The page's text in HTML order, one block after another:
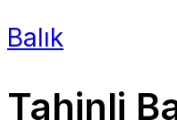
Balık
Tahinli